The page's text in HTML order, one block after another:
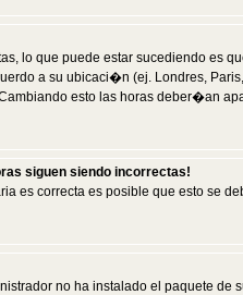
lo que puede estar sucediendo es
a su ubicaci�n (ej. Londres,
esto las horas deber�an
siguen siendo incorrectas!
es correcta es posible que esto se
no ha instalado el paquete